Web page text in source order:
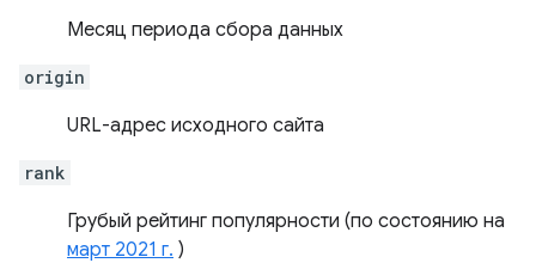
Месяц периода сбора данных
origin
URL-адрес исходного сайта
rank
Грубый рейтинг популярности (по состоянию на
март 2021 г. )